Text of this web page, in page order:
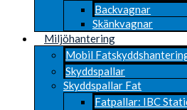
Backvagnar
Skänkvagnar
Miljöhantering
Mobil
Skyddspallar
Skyddspallar Fat
Fatpallar: IBC